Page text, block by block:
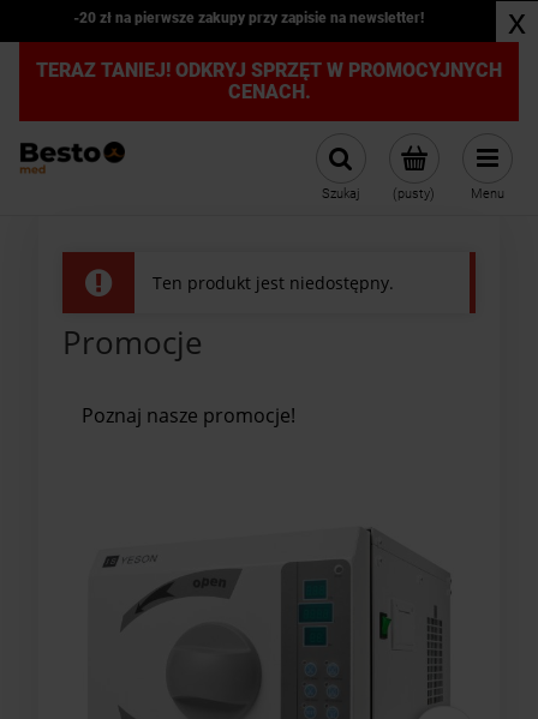
-20 zł na pierwsze zakupy przy zapisie na newsletter! x
TERAZ TANIEJ! ODKRYJ SPRZĘT W PROMOCYJNYCH
CENACH.
(pusty)
Szukaj Menu
Ten produkt jest niedostępny.
Promocje
Poznaj nasze promocje!